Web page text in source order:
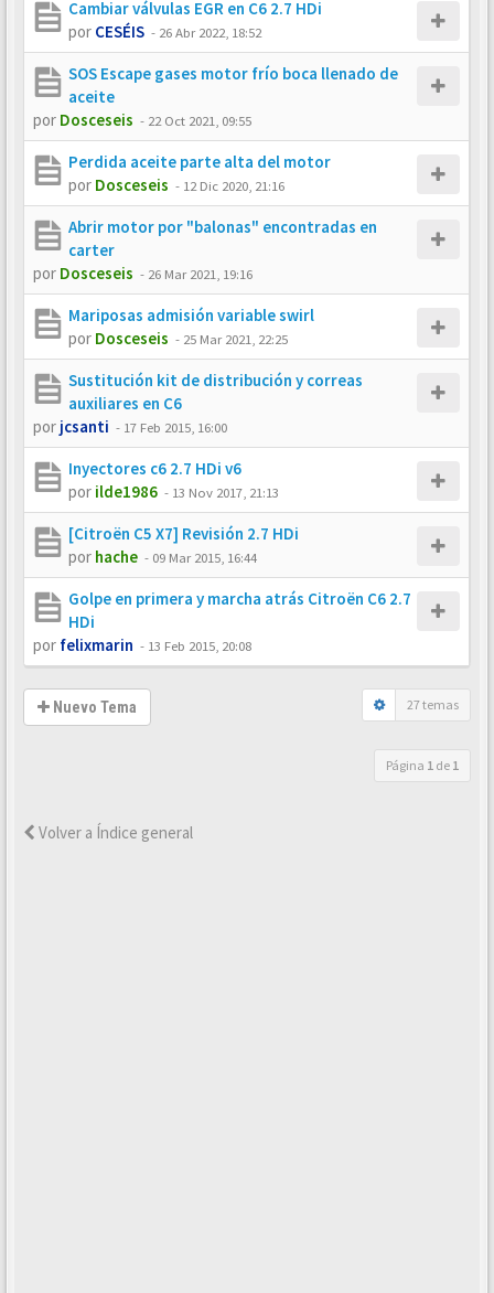
Cambiar válvulas EGR en C6 2.7 HDi
por CESÉIS - 26 Abr 2022, 18:52
SOS Escape gases motor frío boca llenado de
aceite
por Dosceseis - 22 Oct 2021, 09:55
Perdida aceite parte alta del motor
por Dosceseis - 12 Dic 2020, 21:16
Abrir motor por "balonas" encontradas en
carter
por Dosceseis - 26 Mar 2021, 19:16
Mariposas admisión variable swirl
por Dosceseis - 25 Mar 2021, 22:25
Sustitución kit de distribución y correas
auxiliares en C6
por jcsanti - 17 Feb 2015, 16:00
Inyectores c6 2.7 HDi v6
por ilde1986 - 13 Nov 2017, 21:13
[Citroën C5 X7] Revisión 2.7 HDi
por hache - 09 Mar 2015, 16:44
Golpe en primera y marcha atrás Citroën C6 2.7
HDi
por felixmarin - 13 Feb 2015, 20:08
Nuevo Tema 27 temas
Página 1 de 1
Volver a Índice general